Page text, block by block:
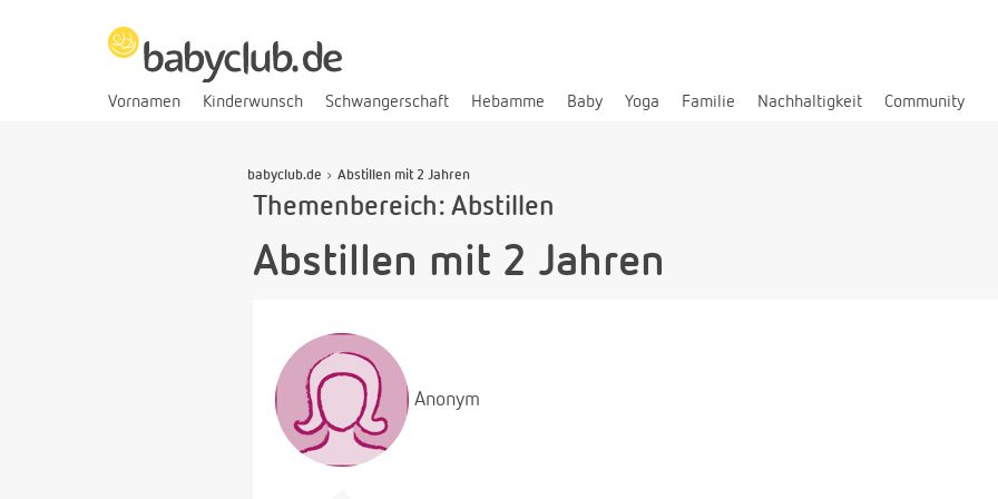
Vornamen Kinderwunsch Schwangerschaft Hebamme Baby Yoga Familie Nachhaltigkeit Community
babyclub.de Abstillen mit 2 Jahren
Themenbereich: Abstillen
Abstillen mit 2 Jahren
Anonym